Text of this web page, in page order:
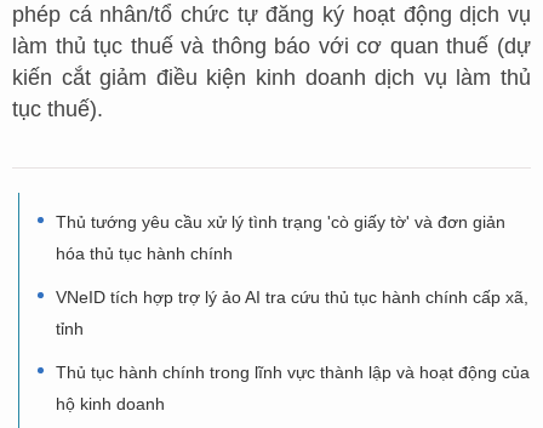
phép cá nhân/tổ chức tự đăng ký hoạt động dịch vụ
làm thủ tục thuế và thông báo với cơ quan thuế (dự
kiến cắt giảm điều kiện kinh doanh dịch vụ làm thủ
tục thuế).
Thủ tướng yêu cầu xử lý tình trạng 'cò giấy tờ' và đơn giản
hóa thủ tục hành chính
VNeID tích hợp trợ lý ảo AI tra cứu thủ tục hành chính cấp xã,
tỉnh
Thủ tục hành chính trong lĩnh vực thành lập và hoạt động của
hộ kinh doanh